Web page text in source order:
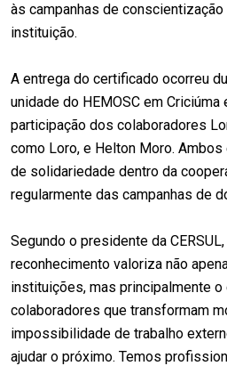
às campanhas de
instituição.
A entrega do certificado ocorreu
unidade do HEMOSC em Criciúma
participação dos colaboradores
como Loro, e Helton Moro.
de solidariedade dentro da
regularmente das campanhas de
Segundo o presidente da
reconhecimento valoriza não
instituições, mas principalmente
colaboradores que transformam
impossibilidade de trabalho
ajudar o próximo. Temos